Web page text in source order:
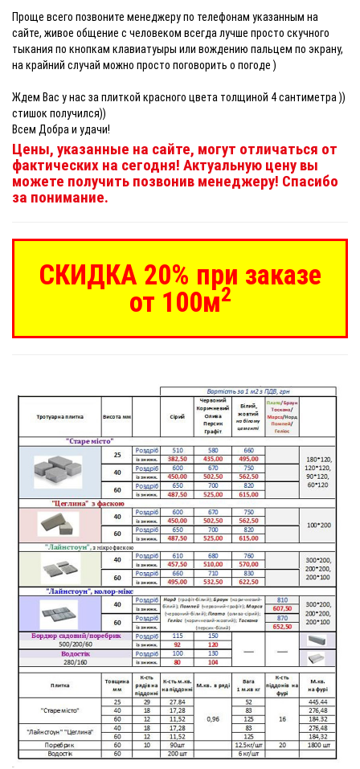
Проще всего позвоните менеджеру по телефонам указанным на
сайте, живое общение с человеком всегда лучше просто скучного
тыкания по кнопкам клавиатуыры или вождению пальцем по экрану,
на крайний случай можно просто поговорить о погоде )
Ждем Вас у нас за плиткой красного цвета толщиной 4 сантиметра ))
стишок получился))
Всем Добра и удачи!
Цены, указанные на сайте, могут отличаться от
фактических на сегодня! Актуальную цену вы
можете получить позвонив менеджеру! Спасибо
за понимание.
СКИДКА 20% при заказе
от 100м2